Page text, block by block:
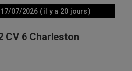
07/2026 ( il y a 20 jours )
CV 6 Charleston